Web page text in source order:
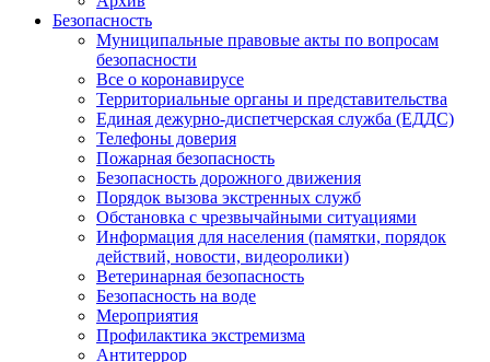
Безопасность
Муниципальные правовые акты по вопросам
безопасности
Все о коронавирусе
Территориальные органы и представительства
Единая дежурно-диспетчерская служба (ЕДДС)
Телефоны доверия
Пожарная безопасность
Безопасность дорожного движения
Порядок вызова экстренных служб
Обстановка с чрезвычайными ситуациями
Информация для населения (памятки, порядок
действий, новости, видеоролики)
Ветеринарная безопасность
Безопасность на воде
Мероприятия
Профилактика экстремизма
Антитеррор